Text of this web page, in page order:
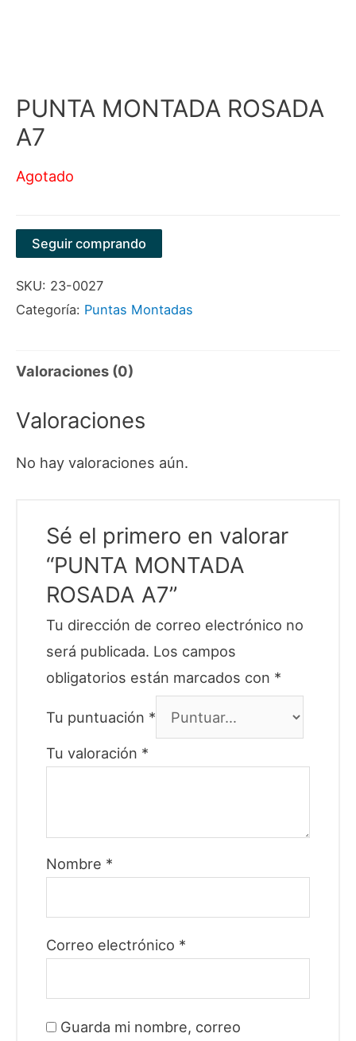
PUNTA MONTADA ROSADA
A7
Agotado
Seguir comprando
SKU: 23-0027
Categoría: Puntas Montadas
Valoraciones (0)
Valoraciones
No hay valoraciones aún.
Sé el primero en valorar
“PUNTA MONTADA
ROSADA A7”
Tu dirección de correo electrónico no
será publicada. Los campos
obligatorios están marcados con *
Tu puntuación *
Tu valoración *
Nombre *
Correo electrónico *
Guarda mi nombre, correo